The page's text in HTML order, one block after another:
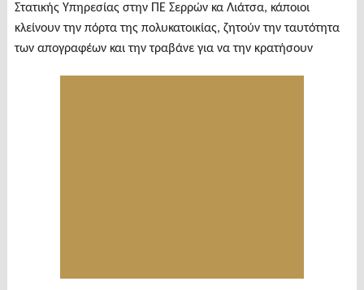
Στατικής Υπηρεσίας στην ΠΕ Σερρών κα Λιάτσα, κάποιοι
κλείνουν την πόρτα της πολυκατοικίας, ζητούν την ταυτότητα
των απογραφέων και την τραβάνε για να την κρατήσουν